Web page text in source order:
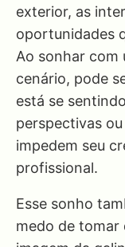
exterior, as
oportunidades
Ao sonhar com
cenário, pode
está se
perspectivas
impedem seu
profissional.
Esse sonho
medo de tomar